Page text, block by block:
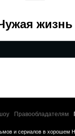
жизнь
Правообладателям
и сериалов в хорошем